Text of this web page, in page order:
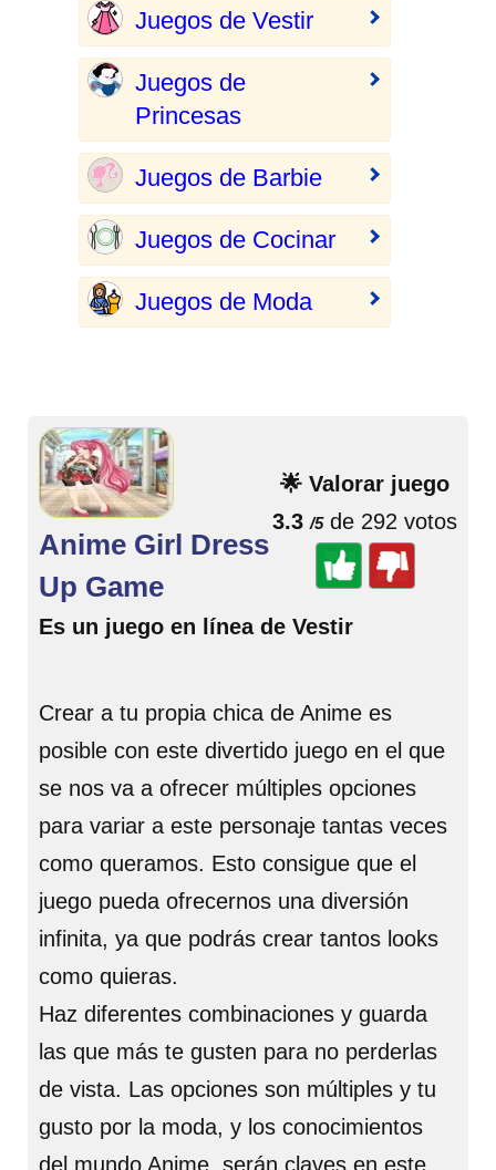
Juegos de Vestir
Juegos de
Princesas
Juegos de Barbie
Juegos de Cocinar
Juegos de Moda
🌟 Valorar juego
3.3 /5de 292 votos
Anime Girl Dress
Up Game
Es un juego en línea de Vestir
Crear a tu propia chica de Anime es
posible con este divertido juego en el que
se nos va a ofrecer múltiples opciones
para variar a este personaje tantas veces
como queramos. Esto consigue que el
juego pueda ofrecernos una diversión
infinita, ya que podrás crear tantos looks
como quieras.
Haz diferentes combinaciones y guarda
las que más te gusten para no perderlas
de vista. Las opciones son múltiples y tu
gusto por la moda, y los conocimientos
del mundo Anime, serán claves en este